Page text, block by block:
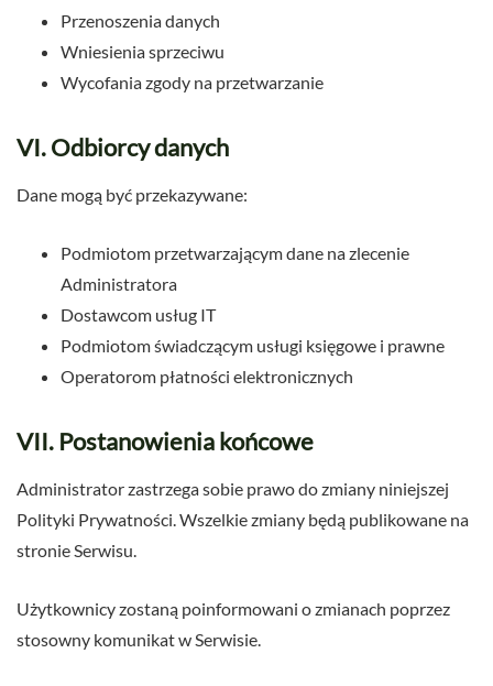
Przenoszenia danych
Wniesienia sprzeciwu
Wycofania zgody na przetwarzanie
VI. Odbiorcy danych
Dane mogą być przekazywane:
Podmiotom przetwarzającym dane na zlecenie
Administratora
Dostawcom usług IT
Podmiotom świadczącym usługi księgowe i prawne
Operatorom płatności elektronicznych
VII. Postanowienia końcowe
Administrator zastrzega sobie prawo do zmiany niniejszej
Polityki Prywatności. Wszelkie zmiany będą publikowane na
stronie Serwisu.
Użytkownicy zostaną poinformowani o zmianach poprzez
stosowny komunikat w Serwisie.